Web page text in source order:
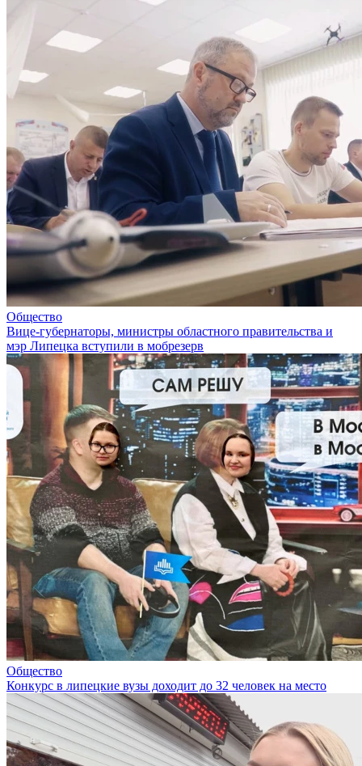
Общество
Вице-губернаторы, министры областного правительства и
мэр Липецка вступили в мобрезерв
Общество
Конкурс в липецкие вузы доходит до 32 человек на место